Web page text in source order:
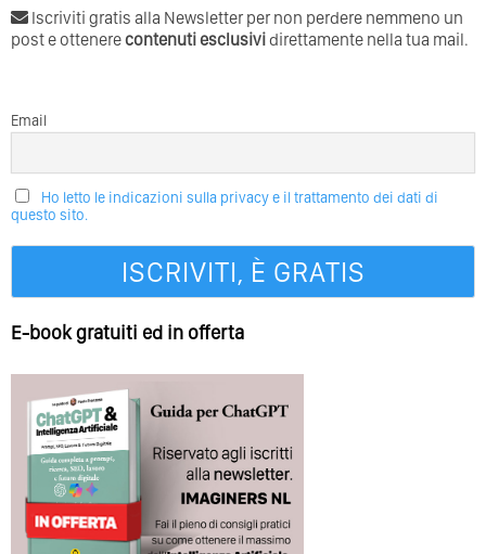
Iscriviti gratis alla Newsletter per non perdere nemmeno un
post e ottenerecontenuti esclusividirettamente nella tua mail.
Email
Ho letto le indicazioni sulla privacy e il trattamento dei dati di
questo sito.
E-book gratuiti ed in offerta